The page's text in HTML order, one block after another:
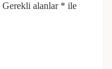
Gerekli alanlar * ile